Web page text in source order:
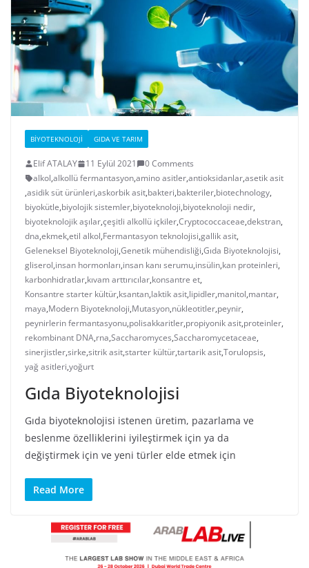
BIYOTEKNOLOJI GIDA VE TARIM
Elif ATALAY 11 Eylül 2021
0 Comments
alkol,alkollü fermantasyon,amino asitler,antioksidanlar,asetik asit
,asidik süt ürünleri,askorbik asit,bakteri,bakteriler,biotechnology,
biyokütle,biyolojik sistemler,biyoteknoloji,biyoteknoloji nedir,
biyoteknolojik aşılar,çeşitli alkollü içkiler,Cryptococcaceae,dekstran,
dna,ekmek,etil alkol,Fermantasyon teknolojisi,gallik asit,
Geleneksel Biyoteknoloji,Genetik mühendisliği,Gıda Biyoteknolojisi,
gliserol,insan hormonları,insan kanı serumu,insülin,kan proteinleri,
karbonhidratlar,kıvam arttırıcılar,konsantre et,
Konsantre starter kültür,ksantan,laktik asit,lipidler,manitol,mantar,
maya,Modern Biyoteknoloji,Mutasyon,nükleotitler,peynir,
peynirlerin fermantasyonu,polisakkaritler,propiyonik asit,proteinler,
rekombinant DNA,rna,Saccharomyces,Saccharomycetaceae,
sinerjistler,sirke,sitrik asit,starter kültür,tartarik asit,Torulopsis,
yağ asitleri,yoğurt
Gıda Biyoteknolojisi
Gıda biyoteknolojisi istenen üretim, pazarlama ve
beslenme özelliklerini iyileştirmek için ya da
değiştirmek için ve yeni türler elde etmek için
Read More